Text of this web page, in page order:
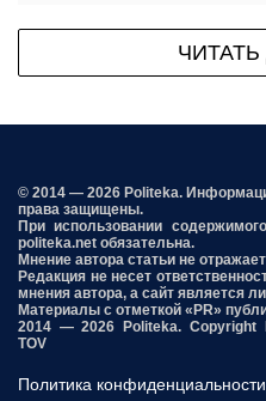
© 2014 — 2026 Politeka.
права защищены.
При использовании
politeka.net обязательна.
Мнение автора статьи не
Редакция не несет
мнения автора, а сайт является
Материалы с отметкой «PR»
2014 — 2026 Politeka. Copyright
TOV
Политика конфиденциальности